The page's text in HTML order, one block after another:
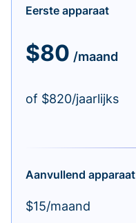
Eerste apparaat
$80 /maand
of $820/jaarlijks
Aanvullend apparaat
$15/maand